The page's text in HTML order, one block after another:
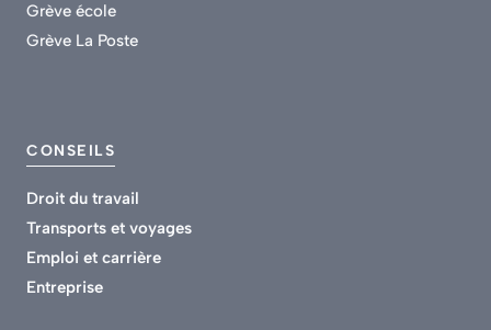
Grève école
Grève La Poste
CONSEILS
Droit du travail
Transports et voyages
Emploi et carrière
Entreprise